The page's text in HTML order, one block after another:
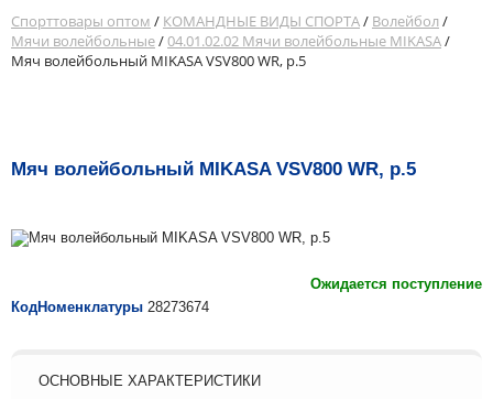
Спорттовары оптом / КОМАНДНЫЕ ВИДЫ СПОРТА/ Волейбол/
Мячи волейбольные/04.01.02.02 Мячи волейбольные MIKASA/
Мяч волейбольный MIKASA VSV800 WR, р.5
Мяч волейбольный MIKASA VSV800 WR, р.5
Ожидается поступление
КодНоменклатуры 28273674
ОСНОВНЫЕ ХАРАКТЕРИСТИКИ